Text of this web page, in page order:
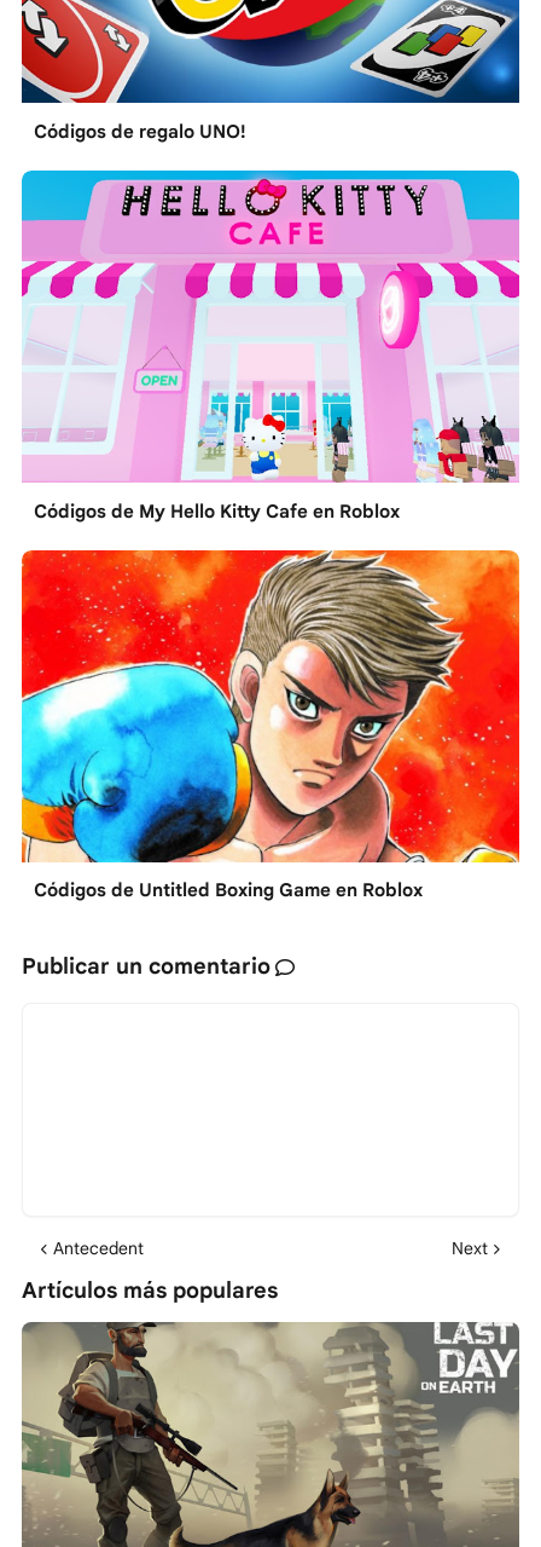
Códigos de regalo UNO!
Códigos de My Hello Kitty Cafe en Roblox
Códigos de Untitled Boxing Game en Roblox
Publicar un comentario
Antecedent Next
Artículos más populares